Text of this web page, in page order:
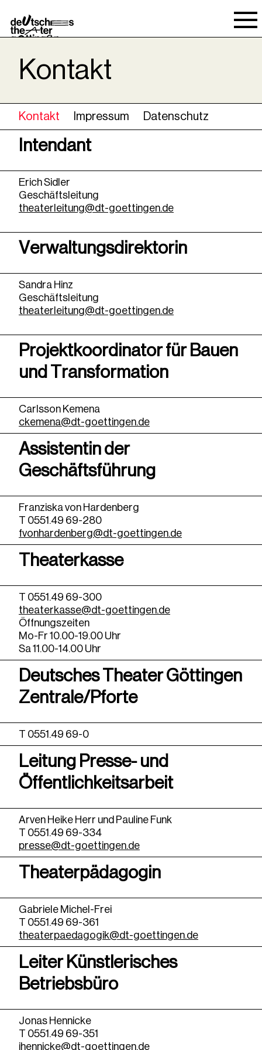
Spielraum
Kontakt
Kontakt Impressum Datenschutz
Intendant
Erich Sidler
Geschäftsleitung
theaterleitung@dt-goettingen.de
Verwaltungsdirektorin
Sandra Hinz
Geschäftsleitung
theaterleitung@dt-goettingen.de
Projektkoordinator für Bauen
und Transformation
Carlsson Kemena
ckemena@dt-goettingen.de
Assistentin der
Geschäftsführung
Franziska von Hardenberg
T 0551.49 69-280
fvonhardenberg@dt-goettingen.de
Theaterkasse
T 0551.49 69-300
theaterkasse@dt-goettingen.de
Öffnungszeiten
Mo-Fr 10.00-19.00 Uhr
Sa 11.00-14.00 Uhr
Deutsches Theater Göttingen
Zentrale/Pforte
T 0551.49 69-0
Leitung Presse- und
Öffentlichkeitsarbeit
Arven Heike Herr und Pauline Funk
T 0551.49 69-334
presse@dt-goettingen.de
Theaterpädagogin
Gabriele Michel-Frei
T 0551.49 69-361
theaterpaedagogik@dt-goettingen.de
Leiter Künstlerisches
Betriebsbüro
Jonas Hennicke
T 0551.49 69-351
jhennicke@dt-goettingen.de